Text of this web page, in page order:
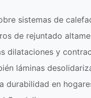
sistemas de
de rejuntado
dilataciones y
láminas
durabilidad en